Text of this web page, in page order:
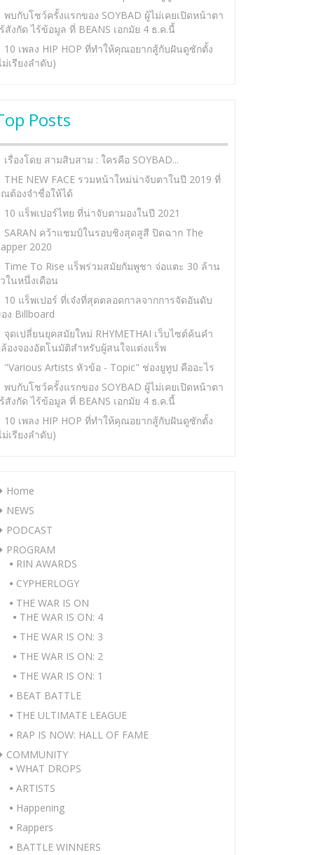
พบกับโชว์ครั้งแรกของ SOYBAD ผู้ไม่เคยเปิดหน้าตา
สังกัด ไร้ข้อมูล ที่ BEANS เอกมัย 4 ธ.ค.นี้
10 เพลง HIP HOP ที่ทำให้คุณอยากสู้กับฝันดูซักตั้ง
ม่เรียงลำดับ)
Posts
เรื่องโดย สามสิบสาม : ใครคือ SOYBAD...
THE NEW FACE รวมหน้าใหม่น่าจับตาในปี 2019 ที่
ต้องจำชื่อให้ได้
10 แร็พเปอร์ไทย ที่น่าจับตามองในปี 2021
SARAN คว้าแชมป์ในรอบชิงสุดสูสี ปิดฉาก The
2020
Time To Rise แร็พร่วมสมัยกัมพูชา จ่อแตะ 30 ล้าน
ในหนึ่งเดือน
10 แร็พเปอร์ ที่เจ๋งที่สุดตลอดกาลจากการจัดอันดับ
ง Billboard
จุดเปลี่ยนยุคสมัยใหม่ RHYMETHAI เว็บไซต์ค้นคำ
องจองอัตโนมัติสำหรับผู้สนใจแต่งแร็พ
"Various Artists หัวข้อ - Topic" ช่องยูทูป คืออะไร
พบกับโชว์ครั้งแรกของ SOYBAD ผู้ไม่เคยเปิดหน้าตา
สังกัด ไร้ข้อมูล ที่ BEANS เอกมัย 4 ธ.ค.นี้
10 เพลง HIP HOP ที่ทำให้คุณอยากสู้กับฝันดูซักตั้ง
ม่เรียงลำดับ)
Home
NEWS
PODCAST
PROGRAM
RIN AWARDS
CYPHERLOGY
THE WAR IS ON
THE WAR IS ON: 4
THE WAR IS ON: 3
THE WAR IS ON: 2
THE WAR IS ON: 1
BEAT BATTLE
THE ULTIMATE LEAGUE
RAP IS NOW: HALL OF FAME
COMMUNITY
WHAT DROPS
ARTISTS
Happening
Rappers
BATTLE WINNERS